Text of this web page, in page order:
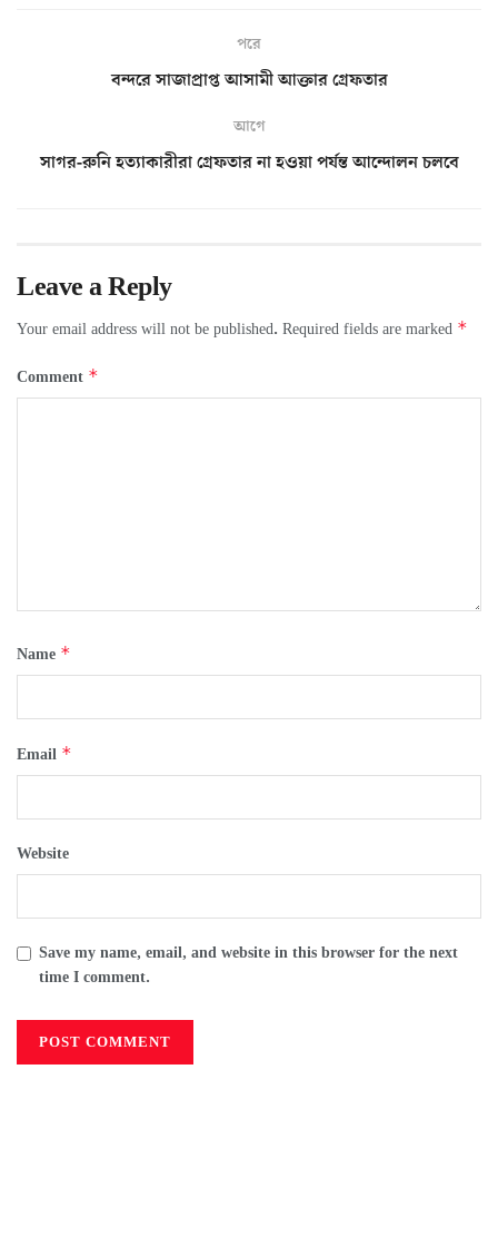
পরে
বন্দরে সাজাপ্রাপ্ত আসামী আক্তার গ্রেফতার
আগে
সাগর-রুনি হত্যাকারীরা গ্রেফতার না হওয়া পর্যন্ত আন্দোলন চলবে
Leave a Reply
Your email address will not be published. Required fields are marked *
Comment *
Name *
Email *
Website
Save my name, email, and website in this browser for the next
time I comment.